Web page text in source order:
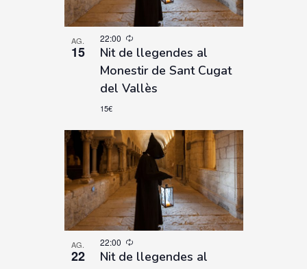
AG.
15
22:00
Nit de llegendes al
Monestir de Sant Cugat
del Vallès
15€
AG.
22
22:00
Nit de llegendes al